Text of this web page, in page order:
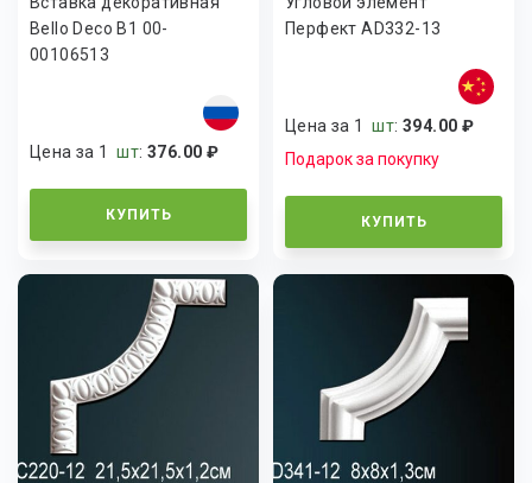
Bello Deco В1 00-
00106513
Цена за 1шт:376.00 ₽
КУПИТЬ
Перфект AD332-13
Цена за 1шт:394.00 ₽
Подарок за покупку
КУПИТЬ